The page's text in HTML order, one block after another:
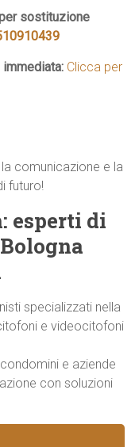
sostituzione
Clicca per
comunicazione e la
futuro!
esperti di
specializzati nella
e videocitofoni
e aziende
con soluzioni